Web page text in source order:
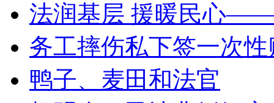
法润基层 援暖民心
务工摔伤私下签一次
鸭子、麦田和法官